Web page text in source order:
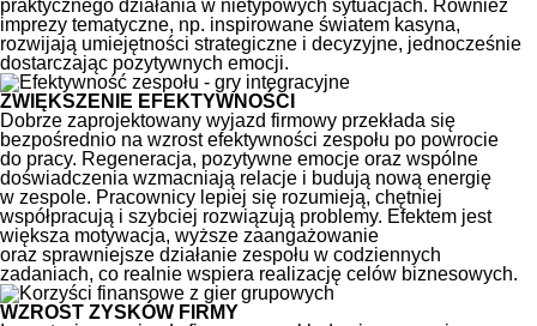
praktycznego działania w nietypowych sytuacjach. Również
imprezy tematyczne, np. inspirowane światem kasyna,
rozwijają umiejętności strategiczne i decyzyjne, jednocześnie
dostarczając pozytywnych emocji.
ZWIĘKSZENIE EFEKTYWNOŚCI
Dobrze zaprojektowany wyjazd firmowy przekłada się
bezpośrednio na wzrost efektywności zespołu po powrocie
do pracy. Regeneracja, pozytywne emocje oraz wspólne
doświadczenia wzmacniają relacje i budują nową energię
w zespole. Pracownicy lepiej się rozumieją, chętniej
współpracują i szybciej rozwiązują problemy. Efektem jest
większa motywacja, wyższe zaangażowanie
oraz sprawniejsze działanie zespołu w codziennych
zadaniach, co realnie wspiera realizację celów biznesowych.
WZROST ZYSKÓW FIRMY